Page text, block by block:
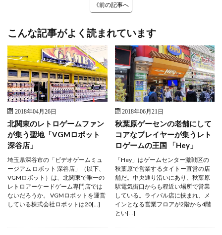
《前の記事へ
こんな記事がよく読まれています
2018年04月26日
北関東のレトロゲームファン
が集う聖地「VGMロボット
深谷店」
埼玉県深谷市の「ビデオゲームミュ
ージアム ロボット 深谷店」（以下、
VGMロボット）は、北関東で唯一の
レトロアーケードゲーム専門店では
ないだろうか。 VGMロボットを運営
している株式会社ロボットは20[…]
2018年06月21日
秋葉原ゲーセンの老舗にして
コアなプレイヤーが集うレト
ロゲームの王国 「Hey」
「Hey」はゲームセンター激戦区の
秋葉原で営業するタイトー直営の店
舗だ。中央通り沿いにあり、秋葉原
駅電気街口からも程近い場所で営業
している。ライバル店に挟まれ、メ
インとなる営業フロアが2階から4階
とい[…]